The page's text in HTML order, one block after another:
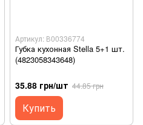
Артикул: В00336774
Губка кухонная Stella 5+1 шт.
(4823058343648)
35.88 грн/шт 44.85 грн
Купить